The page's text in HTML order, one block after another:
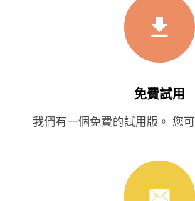
免費試用
我們有一個免費的試用版。 您